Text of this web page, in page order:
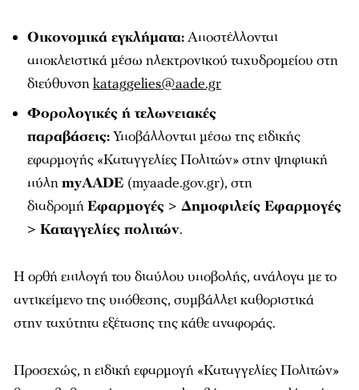
Οικονομικά εγκλήματα:Αποστέλλονται
αποκλειστικά μέσω ηλεκτρονικού ταχυδρομείου στη
διεύθυνσηkataggelies@aade.gr
Φορολογικές ή τελωνειακές
παραβάσεις:Υποβάλλονται μέσω της ειδικής
εφαρμογής «Καταγγελίες Πολιτών» στην ψηφιακή
πύληmyAADE (myaade.gov.gr), στη
διαδρομήΕφαρμογές > Δημοφιλείς Εφαρμογές
> Καταγγελίες πολιτών.
Η ορθή επιλογή του διαύλου υποβολής, ανάλογα με το
αντικείμενο της υπόθεσης, συμβάλλει καθοριστικά
στην ταχύτητα εξέτασης της κάθε αναφοράς.
Προσεχώς, η ειδική εφαρμογή «Καταγγελίες Πολιτών»